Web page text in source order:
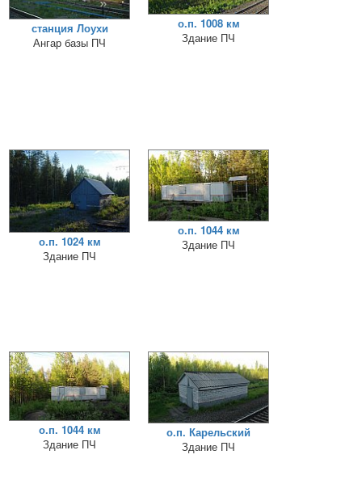
станция Лоухи
Ангар базы ПЧ
о.п. 1008 км
Здание ПЧ
о.п. 1024 км
Здание ПЧ
о.п. 1044 км
Здание ПЧ
о.п. 1044 км
Здание ПЧ
о.п. Карельский
Здание ПЧ